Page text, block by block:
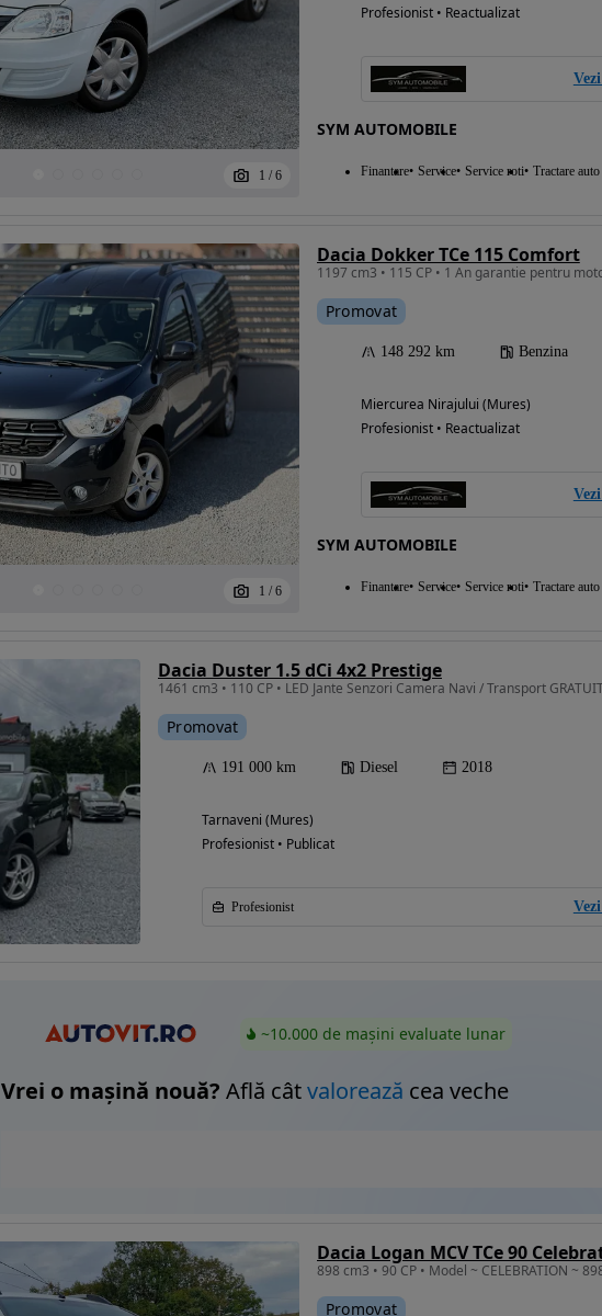
Eligibil pentru
1 / 6
Profesionist • Reactualizat
SYM AUTOMOBILE
Finantare Service Service roti Tractare auto
1 / 6
Dacia Dokker TCe 115 Comfort
Promovat
148 292 km Benzina
Miercurea Nirajului (Mures)
Profesionist • Reactualizat
SYM AUTOMOBILE
Finantare Service Service roti Tractare auto
Dacia Duster 1.5 dCi 4x2 Prestige
1461 cm3 • 110 CP • LED Jante Senzori Camera Navi / Transport
Promovat
191 000 km Diesel 2018
Tarnaveni (Mures)
Profesionist • Publicat
Profesionist
~10.000 de mașini evaluate lunar
Vrei o mașină nouă? Află câtvalorează cea veche
Dacia Logan MCV TCe 90
Promovat